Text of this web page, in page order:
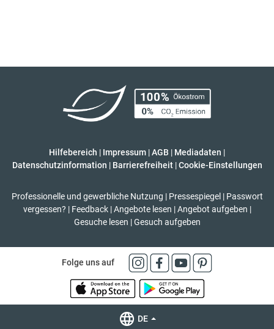
Hilfebereich | Impressum |AGB | Mediadaten |
Datenschutzinformation | Barrierefreiheit | Cookie-Einstellungen
Professionelle und gewerbliche Nutzung | Pressespiegel | Passwort
vergessen? | Feedback | Angebote lesen | Angebot aufgeben |
Gesuche lesen | Gesuch aufgeben
Folge uns auf
DE